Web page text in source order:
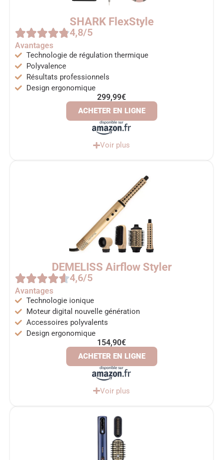
SHARK FlexStyle
4,8/5
Avantages
Technologie de régulation thermique
Polyvalence
Résultats professionnels
Design ergonomique
299,99€
ACHETER EN LIGNE
Voir plus
DEMELISS Airflow Styler
4,6/5
Avantages
Technologie ionique
Moteur digital nouvelle génération
Accessoires polyvalents
Design ergonomique
154,90€
ACHETER EN LIGNE
Voir plus